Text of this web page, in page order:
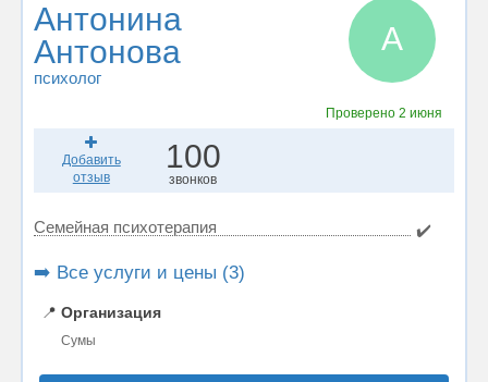
Антонина
Антонова
психолог
А
Проверено2 июня
Добавить
отзыв
100
звонков
Семейная психотерапия ✔️
➡️ Все услуги и цены (3)
📍 Организация
Сумы